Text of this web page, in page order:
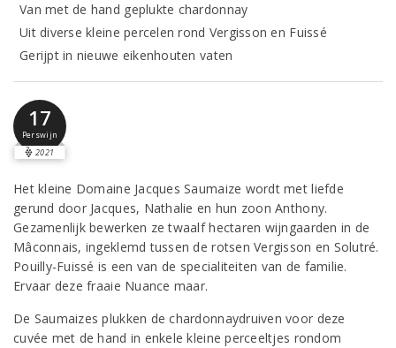
Van met de hand geplukte chardonnay
Uit diverse kleine percelen rond Vergisson en Fuissé
Gerijpt in nieuwe eikenhouten vaten
17
Perswijn
2021
Het kleine Domaine Jacques Saumaize wordt met liefde
gerund door Jacques, Nathalie en hun zoon Anthony.
Gezamenlijk bewerken ze twaalf hectaren wijngaarden in de
Mâconnais, ingeklemd tussen de rotsen Vergisson en Solutré.
Pouilly-Fuissé is een van de specialiteiten van de familie.
Ervaar deze fraaie Nuance maar.
De Saumaizes plukken de chardonnaydruiven voor deze
cuvée met de hand in enkele kleine perceeltjes rondom